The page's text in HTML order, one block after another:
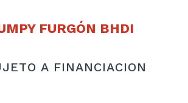
FURGÓN BHDI
A FINANCIACION